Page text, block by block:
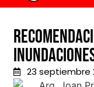
23 septiembre